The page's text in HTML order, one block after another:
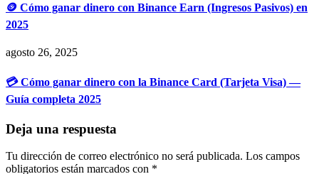
🪙 Cómo ganar dinero con Binance Earn (Ingresos Pasivos) en
2025
agosto 26, 2025
💳 Cómo ganar dinero con la Binance Card (Tarjeta Visa) —
Guía completa 2025
Deja una respuesta
Tu dirección de correo electrónico no será publicada. Los campos
obligatorios están marcados con *